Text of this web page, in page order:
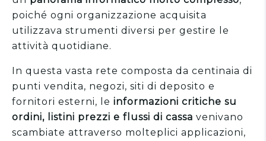
poiché ogni organizzazione acquisita
utilizzava strumenti diversi per gestire le
attività quotidiane.
In questa vasta rete composta da centinaia di
punti vendita, negozi, siti di deposito e
fornitori esterni, le informazioni critiche su
ordini, listini prezzi e flussi di cassa venivano
scambiate attraverso molteplici applicazioni,